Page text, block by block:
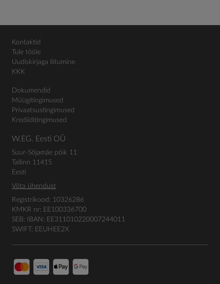
Kontaktid
Tule tööle
Uudiskirjaga liitumine
KKK
Dokumendid
Müügitingimused
Privaatsustingimused
Krediiditingimused
W.EG. Eesti OÜ
Suur-Sõjamäe põik 11
Tallinn 11415
Eesti
Võta ühendust
Registrikood: 10326286
KMKR nr: EE100336700
SEB: IBAN: EE311010220007244011
SWIFT: EEUHEE2X